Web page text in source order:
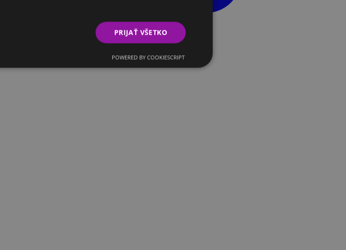
PRIJAŤ VŠETKO
POWERED BY COOKIESCRIPT